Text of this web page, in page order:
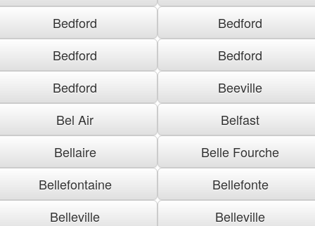
Bedford
Bedford
Bedford
Bedford
Bedford
Beeville
Bel Air
Belfast
Bellaire
Belle Fourche
Bellefontaine
Bellefonte
Belleville
Belleville